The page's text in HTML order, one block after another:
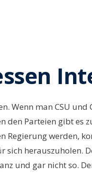
Wenn man CSU
Parteien gibt es
werden,
herauszuholen.
und gar nicht so.